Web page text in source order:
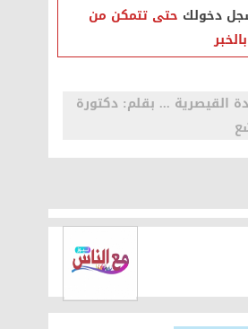
دخولك حتى تتمكن من
القيصرية ... بقلم: دكتورة